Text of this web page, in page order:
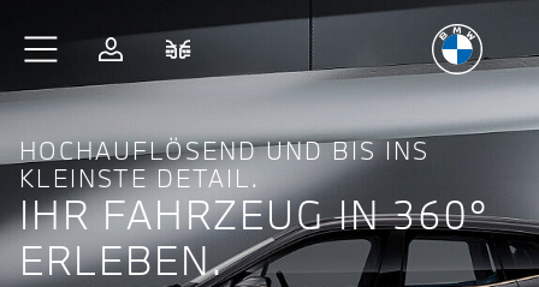
Zum Hauptinhalt springen
AnmeldenFahrzeugvergleich
Freudeam Fahren
HOCHAUFLÖSEND UND BIS INS
KLEINSTE DETAIL.
IHR FAHRZEUG IN 360°
ERLEBEN.